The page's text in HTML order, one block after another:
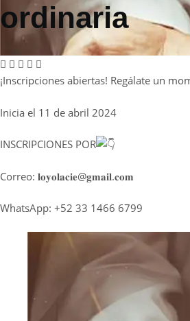
ordinaria
¡Inscripciones abiertas! Regálate un
Inicia el 11 de abril 2024
INSCRIPCIONES POR
Correo: 𝐥𝐨𝐲𝐨𝐥𝐚𝐜𝐢𝐞@𝐠𝐦𝐚𝐢𝐥.𝐜𝐨𝐦
WhatsApp: +52 33 1466 6799